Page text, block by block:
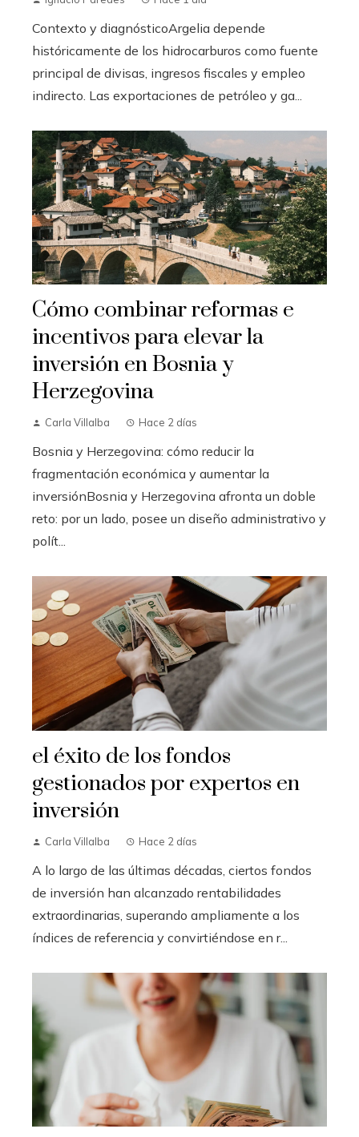
Contexto y diagnósticoArgelia depende
históricamente de los hidrocarburos como fuente
principal de divisas, ingresos fiscales y empleo
indirecto. Las exportaciones de petróleo y ga...
Cómo combinar reformas e
incentivos para elevar la
inversión en Bosnia y
Herzegovina
Carla Villalba Hace 2 días
Bosnia y Herzegovina: cómo reducir la
fragmentación económica y aumentar la
inversiónBosnia y Herzegovina afronta un doble
reto: por un lado, posee un diseño administrativo y
polít...
el éxito de los fondos
gestionados por expertos en
inversión
Carla Villalba Hace 2 días
A lo largo de las últimas décadas, ciertos fondos
de inversión han alcanzado rentabilidades
extraordinarias, superando ampliamente a los
índices de referencia y convirtiéndose en r...